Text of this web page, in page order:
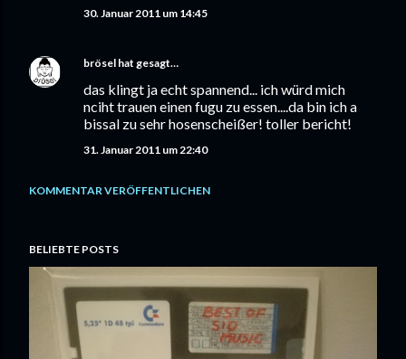
30. Januar 2011 um 14:45
brösel hat gesagt…
das klingt ja echt spannend... ich würd mich
nciht trauen einen fugu zu essen....da bin ich a
bissal zu sehr hosenscheißer! toller bericht!
31. Januar 2011 um 22:40
KOMMENTAR VERÖFFENTLICHEN
BELIEBTE POSTS